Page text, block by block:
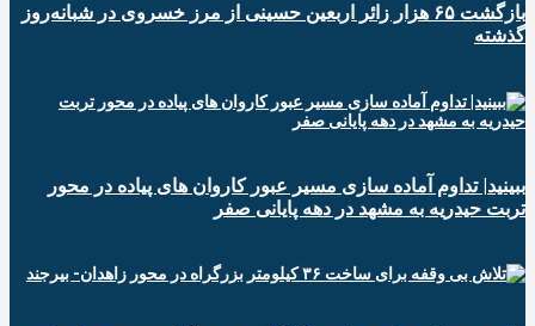
️بازگشت ۶۵ هزار زائر اربعین حسینی از مرز خسروی در شبانه‌روز
گذشته
ببینید| تداوم آماده سازی مسیر عبور کاروان های پیاده در محور
تربت حیدریه به مشهد در دهه پایانی صفر